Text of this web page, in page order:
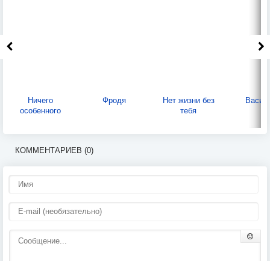
Ничего
особенного
Фродя
Нет жизни без
тебя
КОММЕНТАРИЕВ (0)